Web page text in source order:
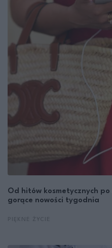
Od hitów kosmetycznych
gorące nowości tygodnia